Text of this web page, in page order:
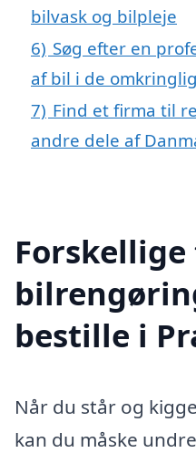
bilvask og bilpleje
6) Søg efter en
af bil i de
7) Find et firma til
andre dele af
bestille i
Når du står og
kan du måske